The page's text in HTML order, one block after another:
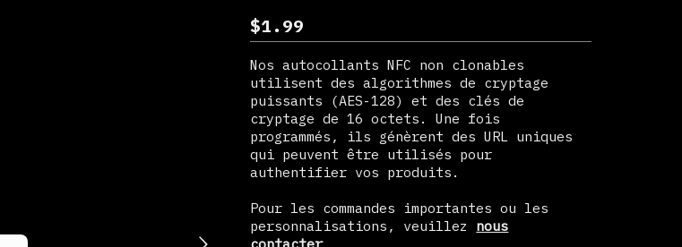
$1.99
Nos autocollants NFC non clonables
utilisent des algorithmes de cryptage
puissants (AES-128) et des clés de
cryptage de 16 octets. Une fois
programmés, ils génèrent des URL uniques
qui peuvent être utilisés pour
authentifier vos produits.
Pour les commandes importantes ou les
personnalisations, veuillez nous
contacter.